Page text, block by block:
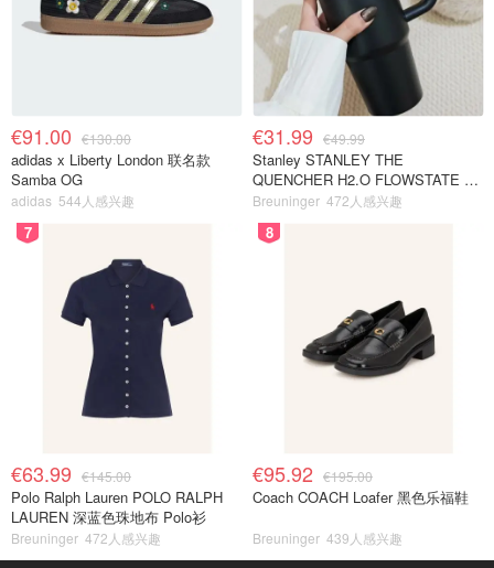
€91.00 €130.00
adidas x Liberty London 联名款
Samba OG
adidas 544人感兴趣
€31.99 €49.99
Stanley STANLEY THE
QUENCHER H2.O FLOWSTATE 保
温杯 1.18L 黑色
Breuninger 472人感兴趣
7
€63.99 €145.00
Polo Ralph Lauren POLO RALPH
LAUREN 深蓝色珠地布 Polo衫
Breuninger 472人感兴趣
8
€95.92 €195.00
Coach COACH Loafer 黑色乐福鞋
Breuninger 439人感兴趣